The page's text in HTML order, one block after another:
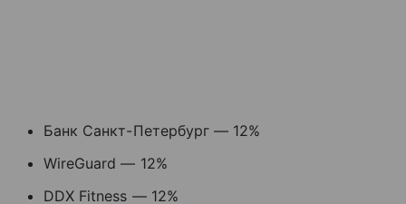
Банк Санкт-Петербург — 12%
WireGuard — 12%
DDX Fitness — 12%